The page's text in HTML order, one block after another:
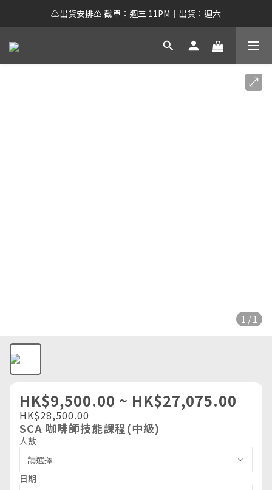
⚠️出貨安排⚠️ 截單：週三 11PM｜出貨：週六
1 / 1
HK$9,500.00 ~ HK$27,075.00
HK$28,500.00
SCA 咖啡師技能課程(中級)
人數
日期